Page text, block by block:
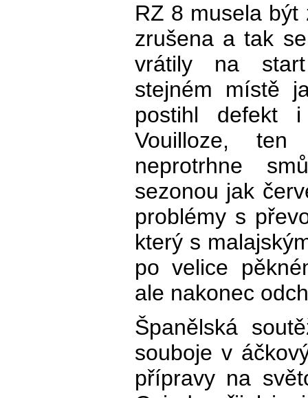
RZ 8 musela být
zrušena a tak
vrátily na
stejném místě
postihl defekt
Vouilloze,
neprotrhne
sezonou jak
problémy s
který s
po velice
ale nakonec
Španělská
souboje v
přípravy na